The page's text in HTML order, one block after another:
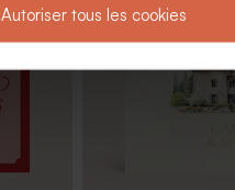
Autoriser tous les cookies
anglaise